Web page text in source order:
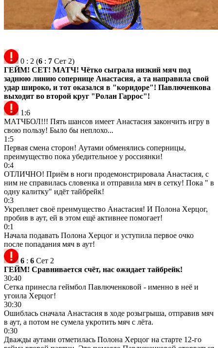
0 : 2 (6 : 7 Сет 2)
ГЕЙМ! СЕТ! МАТЧ! Чётко сыграла низкий мяч под
заднюю линию сопернице Анастасия, а та направила свой
удар широко, и тот оказался в "коридоре"! Павлюченкова
выходит во второй круг "Ролан Гаррос"!
1:6
МАТЧБОЛ!!! Пять шансов имеет Анастасия закончить игру в
свою пользу! Было бы неплохо...
1:5
Первая смена сторон! Аутами обменялись соперницы,
преимущество пока убедительное у россиянки!
0:4
ОТЛИЧНО! Приём в ноги продемонстрировала Анастасия, с
ним не справилась словенка и отправила мяч в сетку! Пока " в
одну калитку" идёт тайбрейк!
0:3
Укрепляет своё преимущество Анастасия! И Полона Херцог,
пробив в аут, ей в этом ещё активнее помогает!
0:1
Начала подавать Полона Херцог и уступила первое очко
после попадания мяч в аут!
6 : 6 Сет 2
ГЕЙМ! Сравнивается счёт, нас ожидает тайбрейк!
30:40
Сетка принесла геймбол Павлюченковой - именно в неё и
угоила Херцог!
30:30
Ошиблась сначала Анастасия в ходе розыгрыша, отправив мяч
в аут, а потом не сумела укротить мяч с лёта.
0:30
Дважды аутами отметилась Полона Херцог на старте 12-го